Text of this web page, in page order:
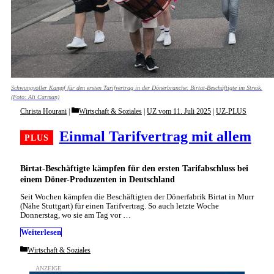
Schwungvoller Kampf für den ersten Tarifvertrag in der Dönerbranche: Birtat-Beschäftigte im Streik.
(Foto: Ali Carman)
Birtat-Beschäftigte kämpfen für den ersten Tarifabschluss bei
einem Döner-Produzenten in Deutschland
Einmal Tarifvertrag mit allem
Christa Hourani Categories
Wirtschaft & Soziales | UZ vom 11. Juli 2025 | UZ-PLUS
Seit Wochen kämpfen die Beschäftigten der Dönerfabrik Birtat in Murr
(Nähe Stuttgart) für einen Tarifvertrag. So auch letzte Woche
Donnerstag, wo sie am Tag vor …
Weiterlesen
Categories
Wirtschaft & Soziales